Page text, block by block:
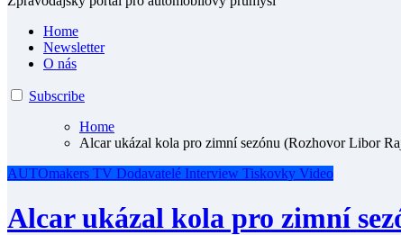
Home
Newsletter
O nás
Subscribe
Home
Alcar ukázal kola pro zimní sezónu (Rozhovor Libor
AUTOmakers TV Dodavatelé Interview Tiskovky Video
Alcar ukázal kola pro zimní